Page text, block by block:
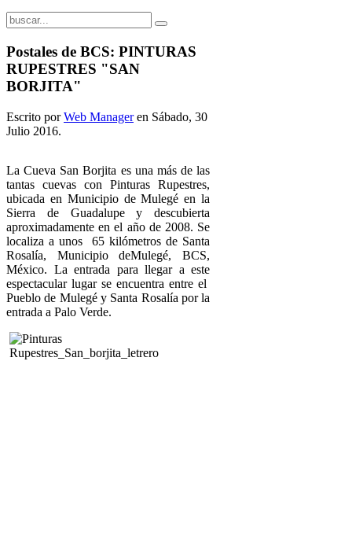
Postales de BCS: PINTURAS
RUPESTRES "SAN
BORJITA"
Escrito porWeb Manageren Sábado, 30
Julio 2016.
La Cueva San Borjita es una más de las
tantas cuevas con Pinturas Rupestres,
ubicada en Municipio de Mulegé en la
Sierra de Guadalupe y descubierta
aproximadamente en el año de 2008. Se
localiza a unos 65 kilómetros de Santa
Rosalía, Municipio deMulegé, BCS,
México. La entrada para llegar a este
espectacular lugar se encuentra entre el
Pueblo de Mulegé y Santa Rosalía por la
entrada a Palo Verde.